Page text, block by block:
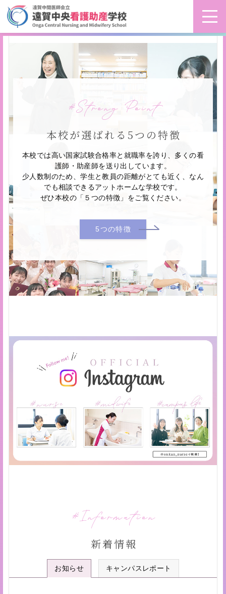
本校が選ばれる5つの特徴
Strong Point
本校では高い国家試験合格率と就職率を誇り、多くの看
護師・助産師を送り出しています。
少人数制のため、学生と教員の距離がとても近く、なん
でも相談できるアットホームな学校です。
ぜひ本校の「５つの特徴」をご覧ください。
5つの特徴
新着情報
Information
お知らせ キャンパスレポート